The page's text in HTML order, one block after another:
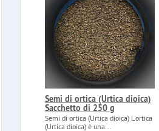
Semi di ortica (Urtica dioica)
Sacchetto di 250 g
Semi di ortica (Urtica dioica) L'ortica
(Urtica dioica) è una...